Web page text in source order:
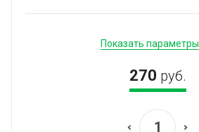
Показать параметры
270 руб.